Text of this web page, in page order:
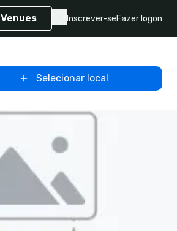
Venues Inscrever-seFazer logon
Selecionar local